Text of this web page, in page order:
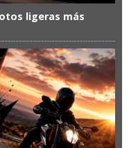
ligeras más